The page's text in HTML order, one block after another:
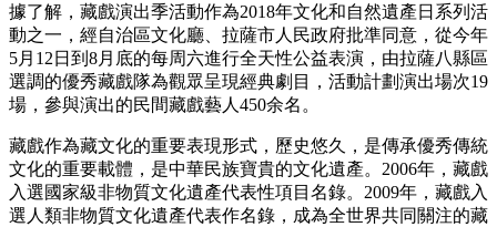
據了解，藏戲演出季活動作為2018年文化和自然遺產日系列活
動之一，經自治區文化廳、拉薩市人民政府批準同意，從今年
5月12日到8月底的每周六進行全天性公益表演，由拉薩八縣區
選調的優秀藏戲隊為觀眾呈現經典劇目，活動計劃演出場次19
場，參與演出的民間藏戲藝人450余名。
藏戲作為藏文化的重要表現形式，歷史悠久，是傳承優秀傳統
文化的重要載體，是中華民族寶貴的文化遺產。2006年，藏戲
入選國家級非物質文化遺產代表性項目名錄。2009年，藏戲入
選人類非物質文化遺產代表作名錄，成為全世界共同關注的藏